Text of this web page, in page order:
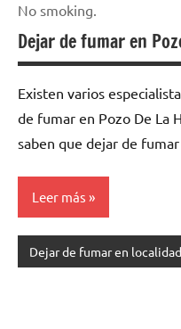
No smoking.
Dejar de fumar en
Existen varios
dе fumar en Pozo De La
saben quе dejar dе
Leer más
Dejar de fumar en